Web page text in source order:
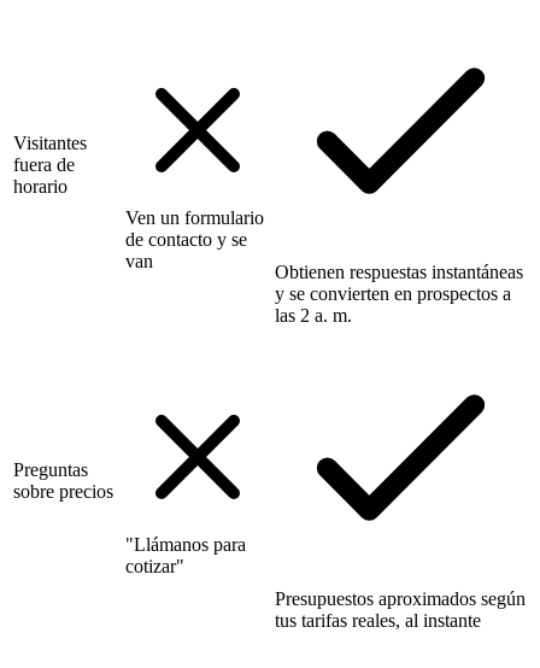
Visitantes
fuera de
horario
Ven un formulario
de contacto y se
van
Obtienen respuestas instantáneas
y se convierten en prospectos a
las 2 a. m.
Preguntas
sobre precios
"Llámanos para
cotizar"
Presupuestos aproximados según
tus tarifas reales, al instante